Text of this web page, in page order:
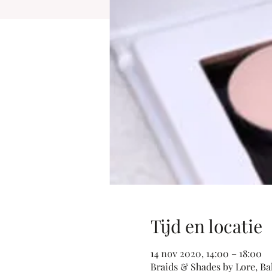
Tijd en locatie
14 nov 2020, 14:00 – 18:00
Braids & Shades by Lore,